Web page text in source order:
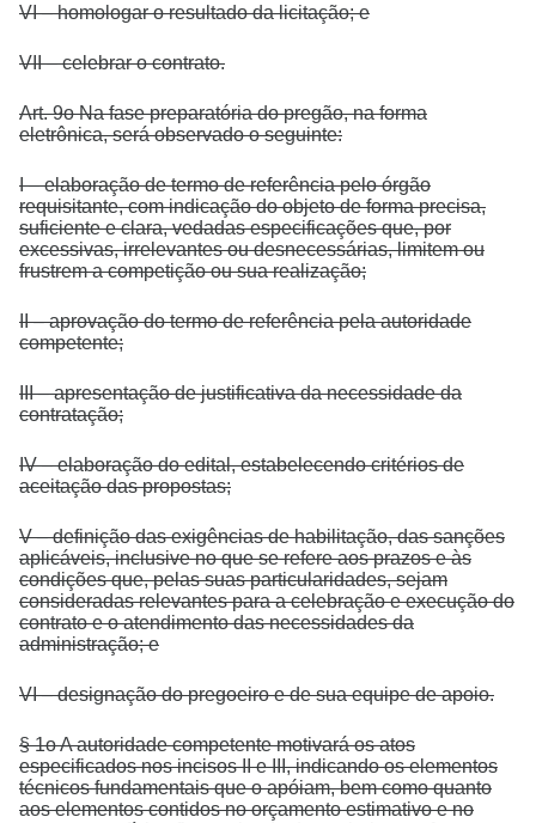
VI – homologar o resultado da licitação; e
VII – celebrar o contrato.
Art. 9o Na fase preparatória do pregão, na forma
eletrônica, será observado o seguinte:
I – elaboração de termo de referência pelo órgão
requisitante, com indicação do objeto de forma precisa,
suficiente e clara, vedadas especificações que, por
excessivas, irrelevantes ou desnecessárias, limitem ou
frustrem a competição ou sua realização;
II – aprovação do termo de referência pela autoridade
competente;
III – apresentação de justificativa da necessidade da
contratação;
IV – elaboração do edital, estabelecendo critérios de
aceitação das propostas;
V – definição das exigências de habilitação, das sanções
aplicáveis, inclusive no que se refere aos prazos e às
condições que, pelas suas particularidades, sejam
consideradas relevantes para a celebração e execução do
contrato e o atendimento das necessidades da
administração; e
VI – designação do pregoeiro e de sua equipe de apoio.
§ 1o A autoridade competente motivará os atos
especificados nos incisos II e III, indicando os elementos
técnicos fundamentais que o apóiam, bem como quanto
aos elementos contidos no orçamento estimativo e no